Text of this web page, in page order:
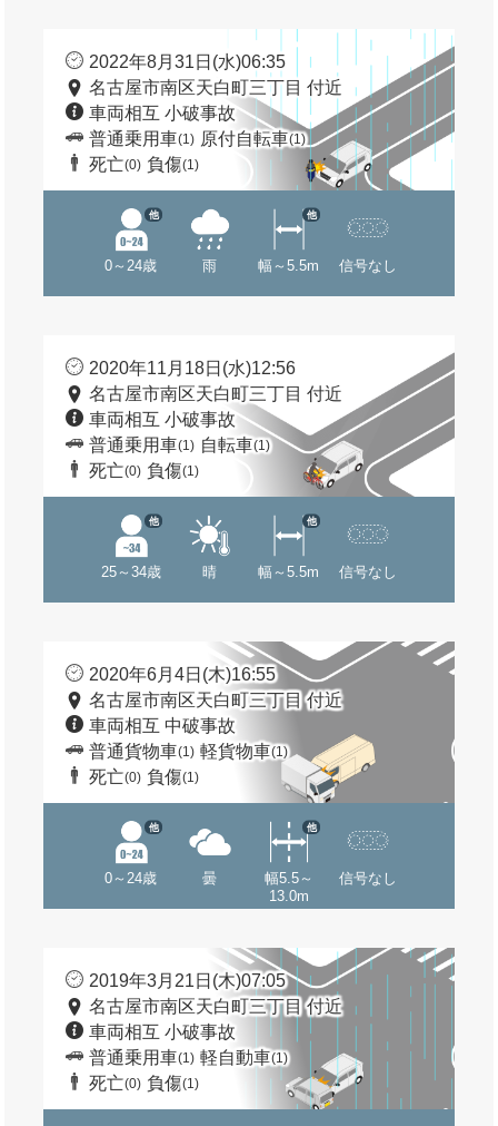
2022年8月31日(水)06:35
名古屋市南区天白町三丁目 付近
車両相互 小破事故
普通乗用車(1) 原付自転車(1)
死亡(0) 負傷(1)
0～24歳
他
雨 幅～5.5m
他
信号なし
2020年11月18日(水)12:56
名古屋市南区天白町三丁目 付近
車両相互 小破事故
普通乗用車(1) 自転車(1)
死亡(0) 負傷(1)
25～34歳
他
晴 幅～5.5m
他
信号なし
2020年6月4日(木)16:55
名古屋市南区天白町三丁目 付近
車両相互 中破事故
普通貨物車(1) 軽貨物車(1)
死亡(0) 負傷(1)
0～24歳
他
曇
幅5.5～
13.0m
他
信号なし
2019年3月21日(木)07:05
名古屋市南区天白町三丁目 付近
車両相互 小破事故
普通乗用車(1) 軽自動車(1)
死亡(0) 負傷(1)